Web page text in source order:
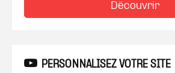
Découvrir
PERSONNALISEZ VOTRE SITE